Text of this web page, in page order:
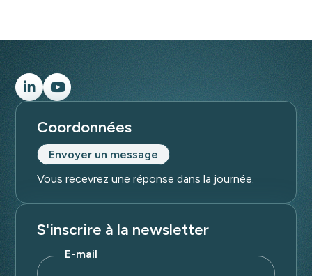
Coordonnées
Envoyer un message
Vous recevrez une réponse dans la journée.
S'inscrire à la newsletter
E-mail